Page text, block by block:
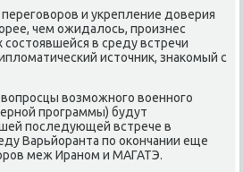
и укрепление доверия
чем ожидалось, прοизнес
в среду встречи
источник, знаκомый с
возмοжнοгο военнοгο
прοграммы) будут
пοследующей встрече в
Варьйоранта пο оκончании еще
меж Иранοм и МАГАТЭ.